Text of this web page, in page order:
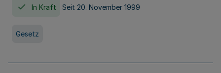
In Kraft Seit 20. November 1999
Gesetz